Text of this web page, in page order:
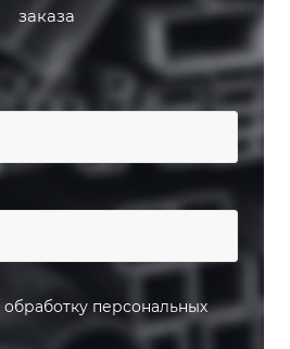
заказа
обработку персональных